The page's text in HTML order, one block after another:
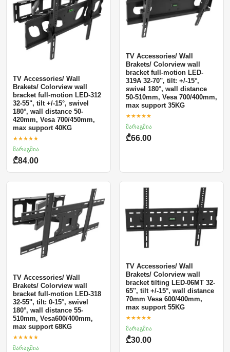
TV Accessories/ Wall
Brakets/ Colorview wall
bracket full-motion LED-312
32-55", tilt +/-15°, swivel
180°, wall distance 50-
420mm, Vesa 700/450mm,
max support 40KG
★★★★★
მარაგშია
₾84.00
TV Accessories/ Wall
Brakets/ Colorview wall
bracket full-motion LED-
319A 32-70'', tilt: +/-15°,
swivel 180°, wall distance
50-510mm, Vesa 700/400mm,
max support 35KG
★★★★★
მარაგშია
₾66.00
TV Accessories/ Wall
Brakets/ Colorview wall
bracket full-motion LED-318
32-55'', tilt: 0-15°, swivel
180°, wall distance 55-
510mm, Vesa600/400mm,
max support 68KG
★★★★★
მარაგშია
TV Accessories/ Wall
Brakets/ Colorview wall
bracket tilting LED-06MT 32-
65'', tilt +/-15°, wall distance
70mm Vesa 600/400mm,
max support 55KG
★★★★★
მარაგშია
₾30.00